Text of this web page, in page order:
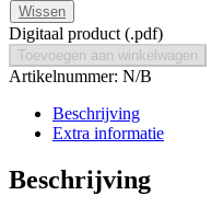
Wissen
Digitaal product (.pdf)
Toevoegen aan winkelwagen
Artikelnummer: N/B
Beschrijving
Extra informatie
Beschrijving